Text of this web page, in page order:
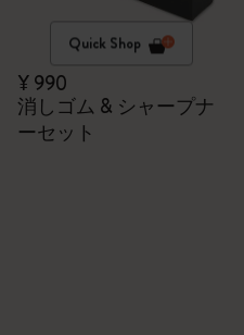
Quick Shop
¥ 990
消しゴム & シャープナ
ーセット